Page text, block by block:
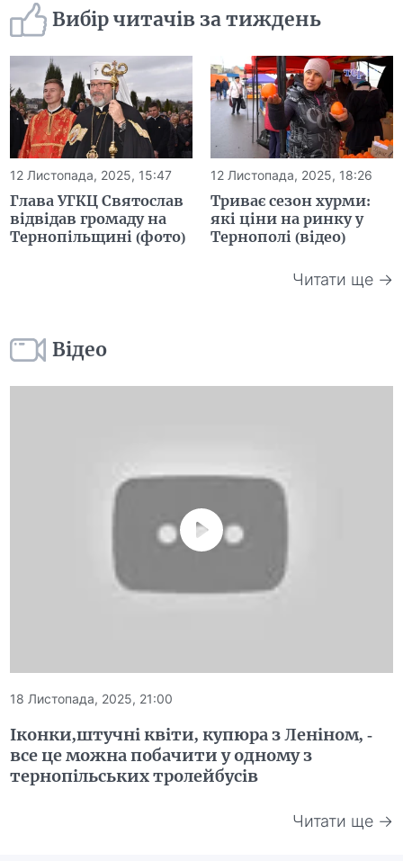
Вибір читачів за тиждень
12 Листопада, 2025, 15:47
Глава УГКЦ Святослав
відвідав громаду на
Тернопільщині (фото)
12 Листопада, 2025, 18:26
Триває сезон хурми:
які ціни на ринку у
Тернополі (відео)
Читати ще →
Відео
18 Листопада, 2025, 21:00
Іконки,штучні квіти, купюра з Леніном, -
все це можна побачити у одному з
тернопільських тролейбусів
Читати ще →